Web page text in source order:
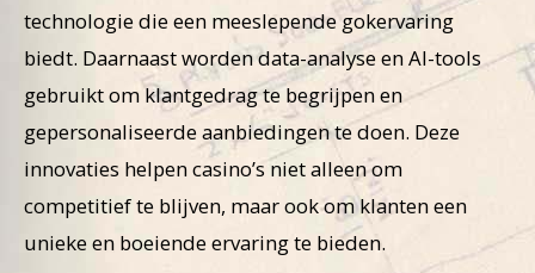
technologie die een meeslepende gokervaring
biedt. Daarnaast worden data-analyse en AI-tools
gebruikt om klantgedrag te begrijpen en
gepersonaliseerde aanbiedingen te doen. Deze
innovaties helpen casino’s niet alleen om
competitief te blijven, maar ook om klanten een
unieke en boeiende ervaring te bieden.